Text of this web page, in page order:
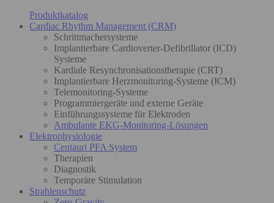
Produktkatalog
Cardiac Rhythm Management (CRM)
Schrittmachersysteme
Implantierbare Cardioverter-Defibrillator (ICD)
Systeme
Kardiale Resynchronisationstherapie (CRT)
Implantierbare Herzmonitoring-Systeme (ICM)
Telemonitoring-Systeme
Programmiergeräte und externe Geräte
Einführungssysteme für Elektroden
Ambulante EKG-Monitoring-Lösungen
Elektrophysiologie
Centauri PFA System
Therapien
Diagnostik
Temporäre Stimulation
Strahlenschutz